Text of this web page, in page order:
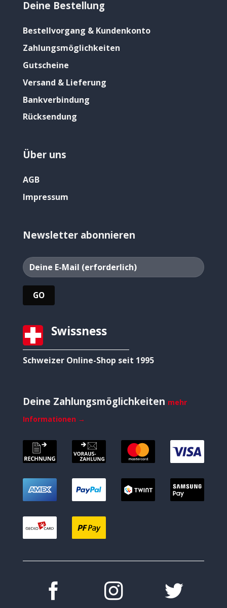
Deine Bestellung
Bestellvorgang & Kundenkonto
Zahlungsmöglichkeiten
Gutscheine
Versand & Lieferung
Bankverbindung
Rücksendung
Über uns
AGB
Impressum
Newsletter abonnieren
Swissness
Schweizer Online-Shop seit 1995
Deine Zahlungsmöglichkeiten mehr
Informationen →